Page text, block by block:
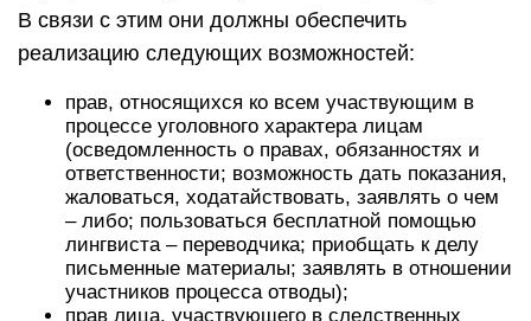
В связи с этим они должны обеспечить
реализацию следующих возможностей:
прав, относящихся ко всем участвующим в
процессе уголовного характера лицам
(осведомленность о правах, обязанностях и
ответственности; возможность дать показания,
жаловаться, ходатайствовать, заявлять о чем
– либо; пользоваться бесплатной помощью
лингвиста – переводчика; приобщать к делу
письменные материалы; заявлять в отношении
участников процесса отводы);
прав лица, участвующего в следственных